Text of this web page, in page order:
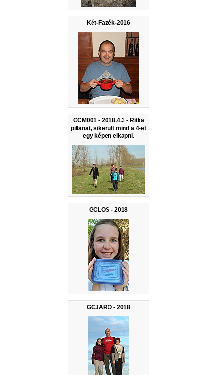
Két-Fazék-2016
GCM001 - 2018.4.3 - Ritka
pillanat, sikerült mind a 4-et
egy képen elkapni.
GCLOS - 2018
GCJARO - 2018